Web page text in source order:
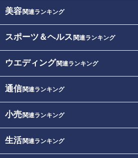
美容関連ランキング
スポーツ＆ヘルス 関連ランキング
ウエディング関連ランキング
通信関連ランキング
小売関連ランキング
生活関連ランキング